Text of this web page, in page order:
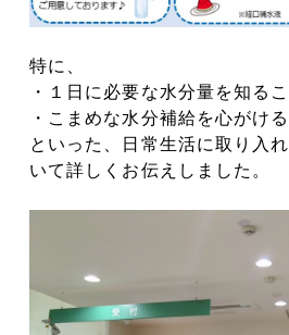
特に、
・１日に必要な水分量を知る
・こまめな水分補給を心がけ
といった、日常生活に取り入
いて詳しくお伝えしました。